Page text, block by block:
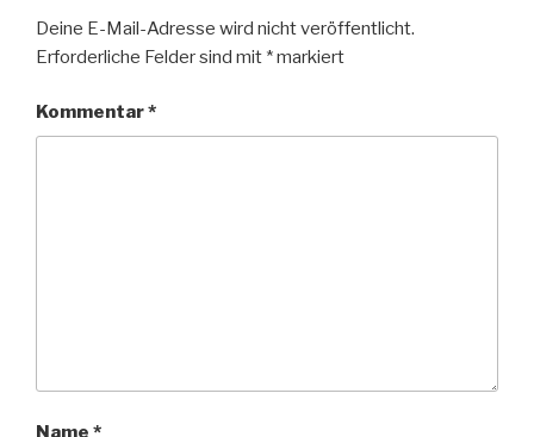
Deine E-Mail-Adresse wird nicht veröffentlicht.
Erforderliche Felder sind mit *markiert
Kommentar*
Name *